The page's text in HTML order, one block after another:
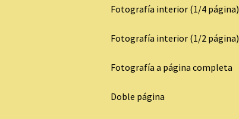
Fotografía interior (1/4 página)
Fotografía interior (1/2 página)
Fotografía a página completa
Doble página